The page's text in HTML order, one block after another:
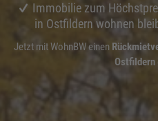
Immobilie zum
in Ostfildern wohnen
Jetzt mit WohnBW einen
Ostfildern